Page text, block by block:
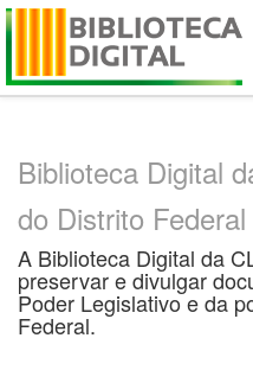
Skip
Biblioteca Digital
do Distrito Federal
A Biblioteca Digital da
preservar e divulgar
Poder Legislativo e da
Federal.